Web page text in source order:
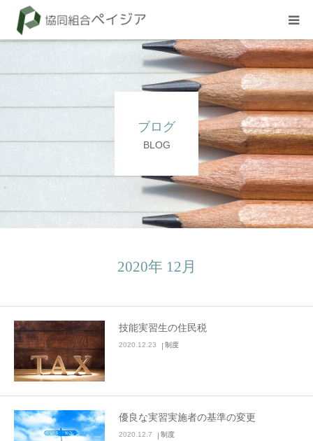
ブログ
BLOG
2020年 12月
技能実習生の住民税
2020.12.23 制度
優良な実習実施者の基準の変更
2020.12.7 制度
BLOG
試験